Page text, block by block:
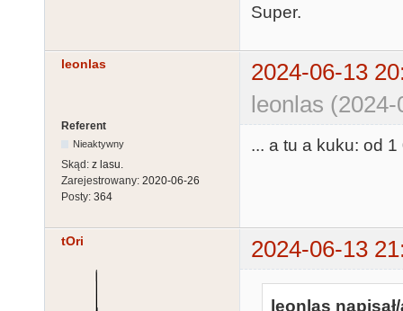
Super.
leonlas
2024-06-13
leonlas
Referent
Nieaktywny
Skąd: z lasu.
Zarejestrowany: 2020-06-26
Posty: 364
... a tu a kuku: od
tOri 2024-06-13
leonlas